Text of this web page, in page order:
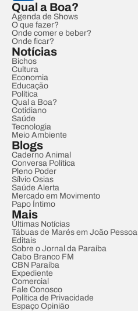
Qual a Boa?
Agenda de Shows
O que fazer?
Onde comer e beber?
Onde ficar?
Notícias
Bichos
Cultura
Economia
Educação
Política
Qual a Boa?
Cotidiano
Saúde
Tecnologia
Meio Ambiente
Blogs
Caderno Animal
Conversa Política
Pleno Poder
Sílvio Osias
Saúde Alerta
Mercado em Movimento
Papo Íntimo
Mais
Últimas Notícias
Tábuas de Marés em João Pessoa
Editais
Sobre o Jornal da Paraíba
Cabo Branco FM
CBN Paraíba
Expediente
Comercial
Fale Conosco
Política de Privacidade
Espaço Opinião